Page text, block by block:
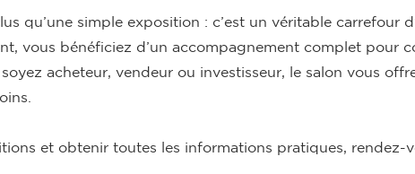
qu’une simple exposition : c’est un véritable carrefour
vous bénéficiez d’un accompagnement complet pour
acheteur, vendeur ou investisseur, le salon vous
et obtenir toutes les informations pratiques, rendez-